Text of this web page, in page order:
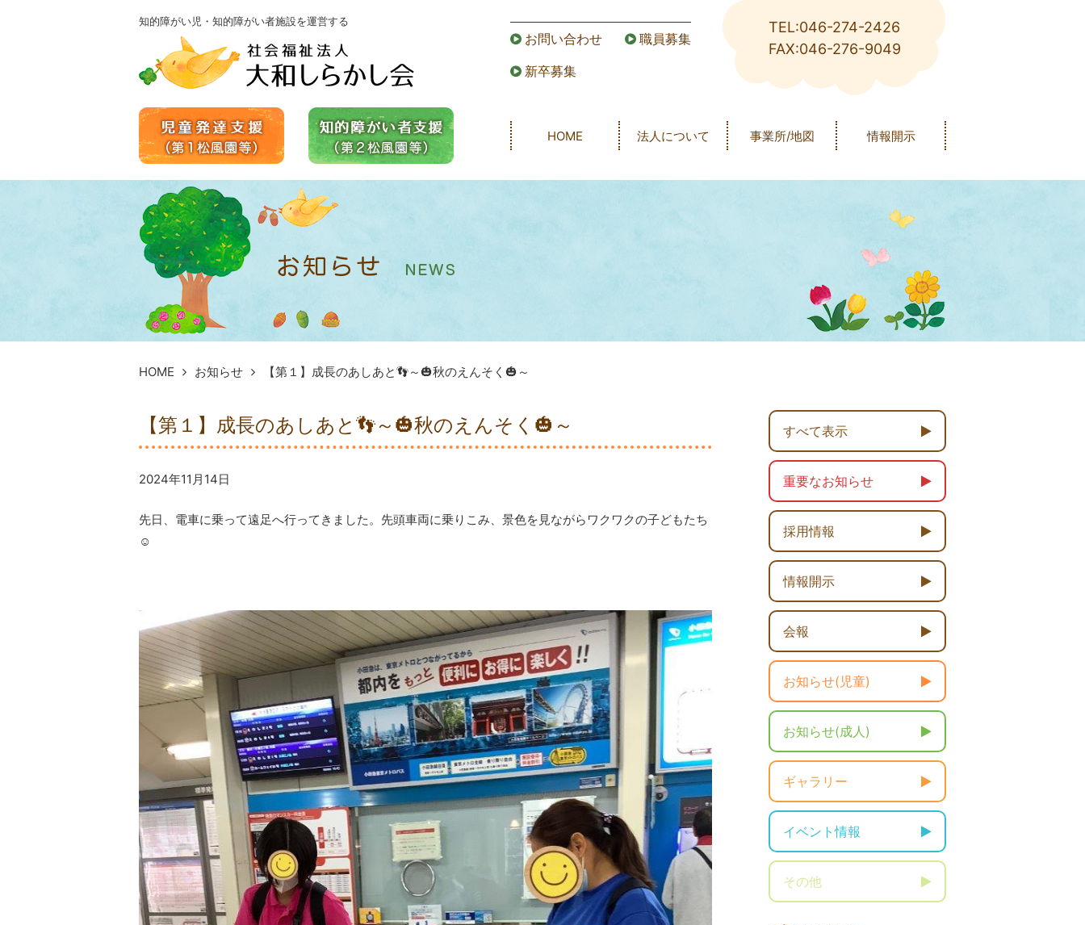
知的障がい児・知的障がい者施設を運営する
お問い合わせ
職員募集
新卒募集
TEL:046-274-2426
FAX:046-276-9049
HOME 法人について 事業所/地図 情報開示
HOME お知らせ 【第１】成長のあしあと👣～🎃秋のえんそく🎃～
【第１】成長のあしあと👣～🎃秋のえんそく🎃～
2024年11月14日
先日、電車に乗って遠足へ行ってきました。先頭車両に乗りこみ、景色を見ながらワクワクの子どもたち
☺
すべて表示
重要なお知らせ
採用情報
情報開示
会報
お知らせ(児童)
お知らせ(成人)
ギャラリー
イベント情報
その他